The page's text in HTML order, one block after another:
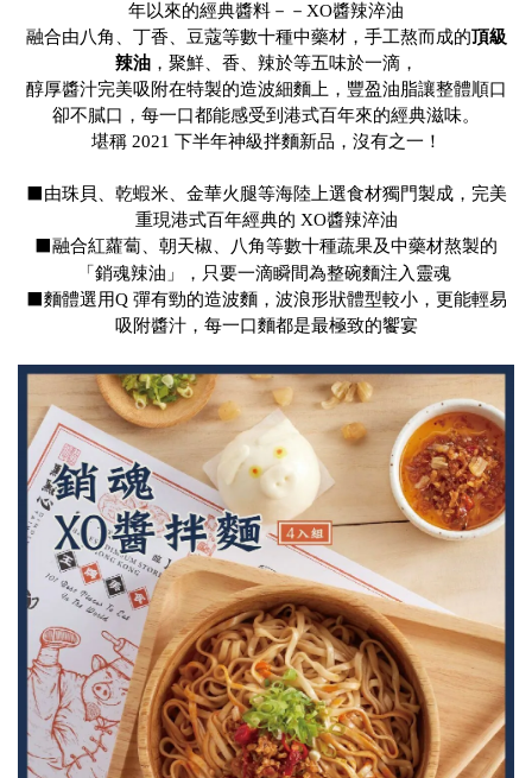
年以來的經典醬料－－XO醬辣淬油
融合由八角、丁香、豆蔻等數十種中藥材，手工熬而成的頂級
辣油，聚鮮、香、辣於等五味於一滴，
醇厚醬汁完美吸附在特製的造波細麵上，豐盈油脂讓整體順口
卻不膩口，每一口都能感受到港式百年來的經典滋味。
堪稱 2021 下半年神級拌麵新品，沒有之一！
⬛️由珠貝、乾蝦米、金華火腿等海陸上選食材獨門製成，完美
重現港式百年經典的 XO醬辣淬油
⬛️融合紅蘿蔔、朝天椒、八角等數十種蔬果及中藥材熬製的
「銷魂辣油」，只要一滴瞬間為整碗麵注入靈魂
⬛️麵體選用Q 彈有勁的造波麵，波浪形狀體型較小，更能輕易
吸附醬汁，每一口麵都是最極致的饗宴